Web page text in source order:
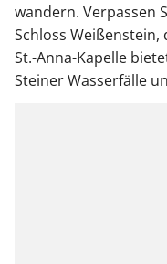
wandern. Verpassen
Schloss
St.-Anna-Kapelle
Steiner Wasserfälle